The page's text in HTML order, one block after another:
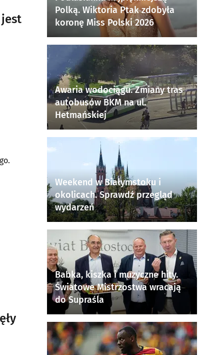
jest
Polką. Wiktoria Ptak zdobyła
koronę Miss Polski 2026
Awaria wodociągu. Zmiany tras
autobusów BKM na ul.
Hetmańskiej
Weekend w Białymstoku i
okolicach. Sprawdź przegląd
wydarzeń
Babka, kiszka i muzyczne hity.
Światowe Mistrzostwa wracają
do Supraśla